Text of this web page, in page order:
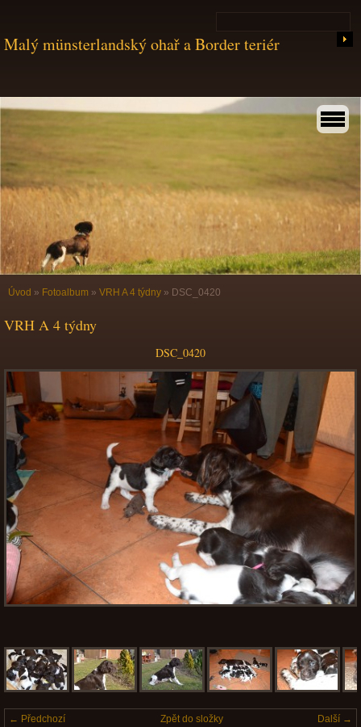
Malý münsterlandský ohař a Border teriér
Úvod » Fotoalbum » VRH A 4 týdny » DSC_0420
VRH A 4 týdny
DSC_0420
← Předchozí Další →
Zpět do složky